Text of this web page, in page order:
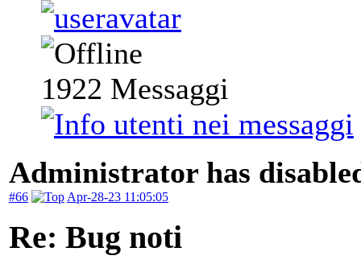
1922 Messaggi
Administrator has
#66 Apr-28-23 11:05:05
Re: Bug noti